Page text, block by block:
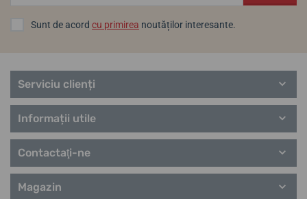
Sunt de acord cu primirea noutăților interesante.
Serviciu clienți
Informații utile
Contactaţi-ne
Magazin